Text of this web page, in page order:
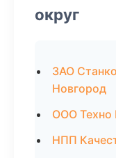
округ
ЗАО
Новгород
ООО
НПП